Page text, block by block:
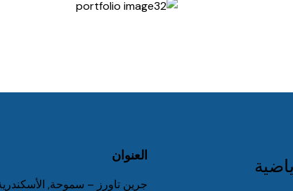
العنوان
جرين تاورز – سموحة,